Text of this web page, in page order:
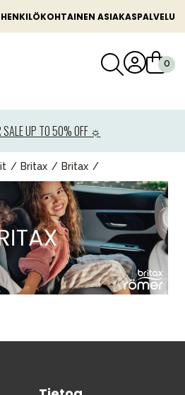
HENKILÖKOHTAINEN ASIAKASPALVELU
UP TO 50% OFF ☼
Britax Britax
paketti
& vauva
ja pelit
& Isä
& vuodevaatteet